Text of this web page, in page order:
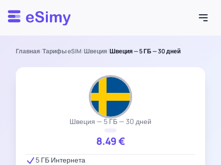
Esimy
Главная/Тарифы eSIM/Швеция/Швеция — 5 ГБ — 30 дней
Швеция — 5 ГБ — 30 дней
8.49€
5 ГБ Интернета